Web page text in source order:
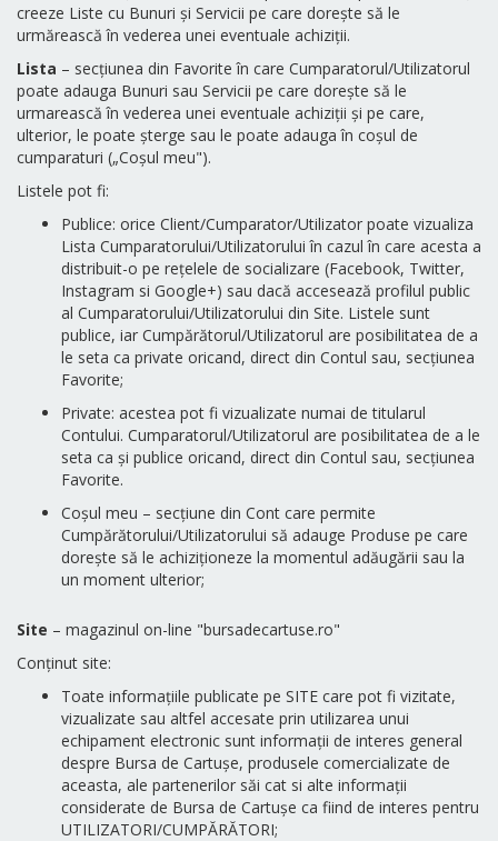
creeze Liste cu Bunuri și Servicii pe care dorește să le
urmărească în vederea unei eventuale achiziții.
Lista – secțiunea din Favorite în care Cumparatorul/Utilizatorul
poate adauga Bunuri sau Servicii pe care dorește să le
urmarească în vederea unei eventuale achiziții și pe care,
ulterior, le poate șterge sau le poate adauga în coșul de
cumparaturi („Coșul meu").
Listele pot fi:
Publice: orice Client/Cumparator/Utilizator poate vizualiza
Lista Cumparatorului/Utilizatorului în cazul în care acesta a
distribuit-o pe rețelele de socializare (Facebook, Twitter,
Instagram si Google+) sau dacă accesează profilul public
al Cumparatorului/Utilizatorului din Site. Listele sunt
publice, iar Cumpărătorul/Utilizatorul are posibilitatea de a
le seta ca private oricand, direct din Contul sau, secțiunea
Favorite;
Private: acestea pot fi vizualizate numai de titularul
Contului. Cumparatorul/Utilizatorul are posibilitatea de a le
seta ca și publice oricand, direct din Contul sau, secțiunea
Favorite.
Coșul meu – secțiune din Cont care permite
Cumpărătorului/Utilizatorului să adauge Produse pe care
dorește să le achiziționeze la momentul adăugării sau la
un moment ulterior;
Site – magazinul on-line "bursadecartuse.ro"
Conținut site:
Toate informațiile publicate pe SITE care pot fi vizitate,
vizualizate sau altfel accesate prin utilizarea unui
echipament electronic sunt informații de interes general
despre Bursa de Cartușe, produsele comercializate de
aceasta, ale partenerilor săi cat si alte informații
considerate de Bursa de Cartușe ca fiind de interes pentru
UTILIZATORI/CUMPĂRĂTORI;